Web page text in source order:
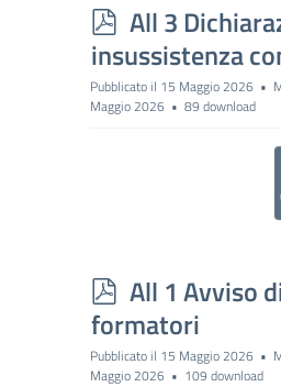
p
d
f
All 3
insussistenza
Pubblicato il 15 Maggio 2026
Maggio 2026
89 download
p
d
f
All 1 Avviso
formatori
Pubblicato il 15 Maggio 2026
Maggio 2026
109 download